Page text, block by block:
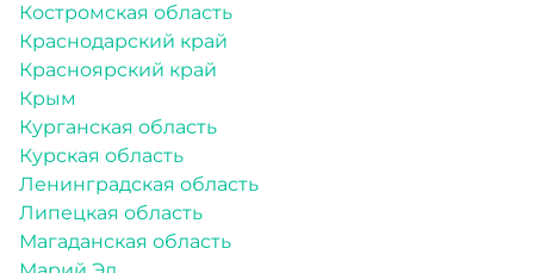
Костромская область
Краснодарский край
Красноярский край
Крым
Курганская область
Курская область
Ленинградская область
Липецкая область
Магаданская область